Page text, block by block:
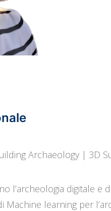
Archaeology | 3D
l’archeologia digitale e
Machine learning per